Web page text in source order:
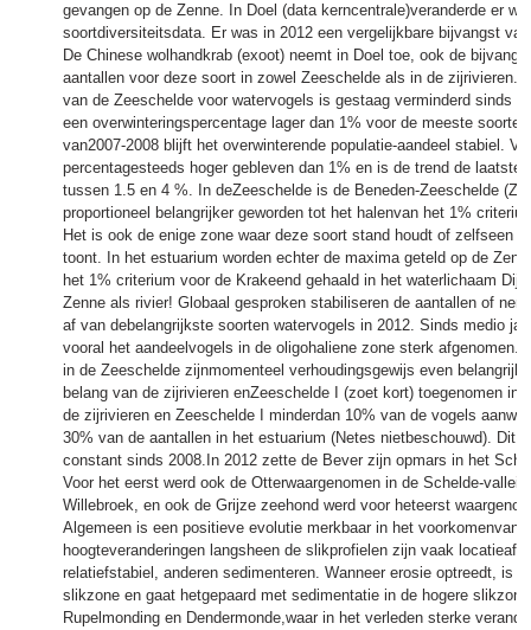
gevangen op de Zenne. In Doel (data kerncentrale)veranderde er
soortdiversiteitsdata. Er was in 2012 een vergelijkbare bijvangst
De Chinese wolhandkrab (exoot) neemt in Doel toe, ook de
aantallen voor deze soort in zowel Zeeschelde als in de
van de Zeeschelde voor watervogels is gestaag verminderd sinds
een overwinteringspercentage lager dan 1% voor de meeste
van2007-2008 blijft het overwinterende populatie-aandeel stabiel.
percentagesteeds hoger gebleven dan 1% en is de trend de laatste
tussen 1.5 en 4 %. In deZeeschelde is de Beneden-Zeeschelde
proportioneel belangrijker geworden tot het halenvan het 1%
Het is ook de enige zone waar deze soort stand houdt of zelfseen
toont. In het estuarium worden echter de maxima geteld op de
het 1% criterium voor de Krakeend gehaald in het waterlichaam
Zenne als rivier! Globaal gesproken stabiliseren de aantallen of
af van debelangrijkste soorten watervogels in 2012. Sinds medio
vooral het aandeelvogels in de oligohaliene zone sterk afgenomen.
in de Zeeschelde zijnmomenteel verhoudingsgewijs even
belang van de zijrivieren enZeeschelde I (zoet kort) toegenomen in
de zijrivieren en Zeeschelde I minderdan 10% van de vogels
30% van de aantallen in het estuarium (Netes nietbeschouwd). Dit
constant sinds 2008.In 2012 zette de Bever zijn opmars in het
Voor het eerst werd ook de Otterwaargenomen in de Schelde-vallei
Willebroek, en ook de Grijze zeehond werd voor heteerst
Algemeen is een positieve evolutie merkbaar in het voorkomenvan
hoogteveranderingen langsheen de slikprofielen zijn vaak
relatiefstabiel, anderen sedimenteren. Wanneer erosie optreedt, is
slikzone en gaat hetgepaard met sedimentatie in de hogere
Rupelmonding en Dendermonde,waar in het verleden sterke